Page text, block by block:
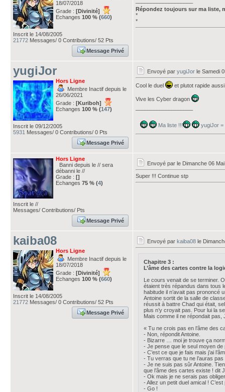
18/07/2018
Grade : [Divinité]
Echanges 100 % (660)
Inscrit le 14/08/2005
21772 Messages/ 0 Contributions/ 52 Pts
Message Privé
Répondez toujours sur ma liste,
*
*
yugiJor
Hors Ligne
Membre Inactif depuis le
26/06/2021
Grade : [Kuriboh]
Echanges 100 % (147)
Inscrit le 09/12/2005
5931 Messages/ 0 Contributions/ 0 Pts
Message Privé
Envoyé par yugiJor le Samedi
Cool le duel et plutot rapide
Vive les Cyber dragon
Ma liste !!! yugiJor =
Hors Ligne
Banni depuis le // sera
débanni le //
Grade : []
Echanges 75 % (4)
Inscrit le //
Messages/ Contributions/ Pts
Message Privé
Envoyé par le Dimanche 06
Super !!! Continue stp
kaiba08
Hors Ligne
Membre Inactif depuis le
18/07/2018
Grade : [Divinité]
Echanges 100 % (660)
Inscrit le 14/08/2005
21772 Messages/ 0 Contributions/ 52 Pts
Message Privé
Envoyé par kaiba08 le
Chapitre 3 :
L’âme des cartes contre la
Le cours venait de se terminer.
étaient très répandus dans tous
habitude il n’avait pas prononcé
Antoine sortit de la salle de
réussit à battre Chad qui était,
plus n’y croyait pas. Pour lui la
Mais comme il ne répondait pas,
« Tu ne crois pas en l’âme des
- Non, répondit Antoine.
- Bizarre … moi je trouve ça
- Je pense que le seul moyen
- C’est ce que je fais mais j’ai
- Tu verras que tu ne l’auras
- Je ne suis pas sûr Antoine.
que l’âme des cartes existe ! dit
- Ok mais je ne serais pas
- Allez un petit duel amical !
- Go !